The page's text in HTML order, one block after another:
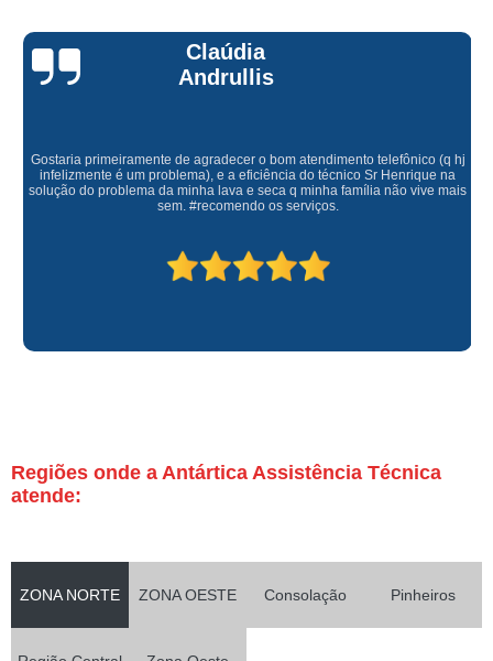
Claúdia
Andrullis
Gostaria primeiramente de agradecer o bom atendimento telefônico (q hj
infelizmente é um problema), e a eficiência do técnico Sr Henrique na
solução do problema da minha lava e seca q minha família não vive mais
sem. #recomendo os serviços.
Regiões onde a Antártica Assistência Técnica
atende:
ZONA NORTE ZONA OESTE Consolação Pinheiros